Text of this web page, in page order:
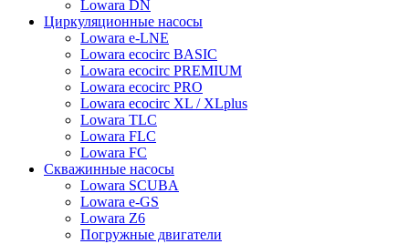
Lowara DN
Циркуляционные насосы
Lowara e-LNE
Lowara ecocirc BASIC
Lowara ecocirc PREMIUM
Lowara ecocirc PRO
Lowara ecocirc XL / XLplus
Lowara TLC
Lowara FLC
Lowara FC
Скважинные насосы
Lowara SCUBA
Lowara e-GS
Lowara Z6
Погружные двигатели